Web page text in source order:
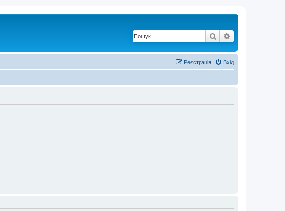
Пошук
Вхід
Реєстрація